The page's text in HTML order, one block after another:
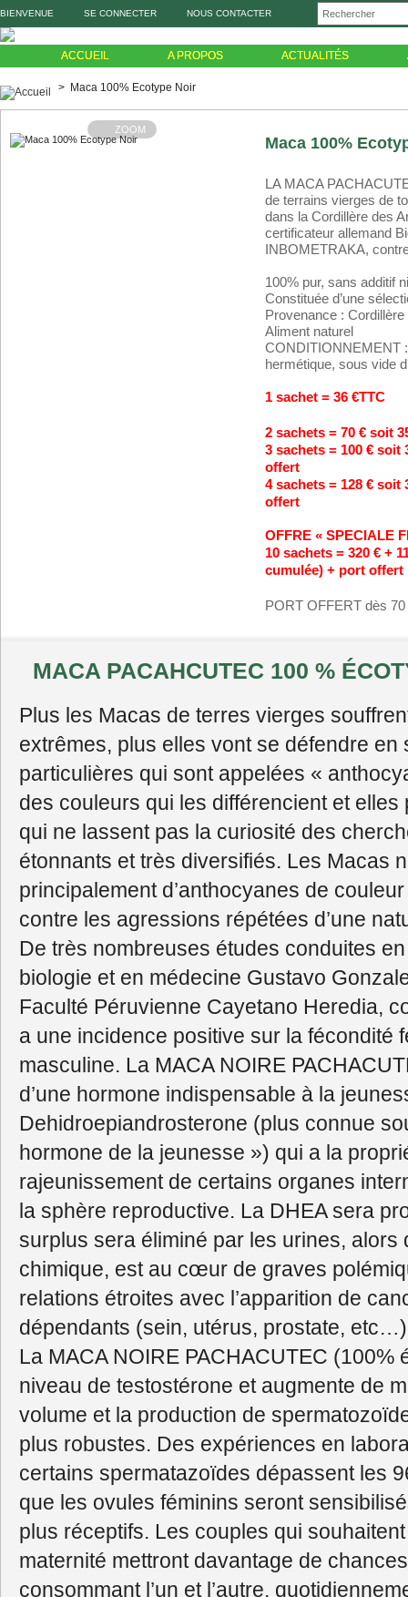
BIENVENUE SE CONNECTER NOUS CONTACTER
ACCUEIL A PROPOS ACTUALITÉS
> Maca 100% Ecotype Noir
ZOOM
Maca 100%
LA MACA
de terrains vierges de
dans la Cordillère des
certificateur allemand
INBOMETRAKA,
100% pur, sans additif
Constituée d’une
Provenance :
Aliment naturel
CONDITIONNEMENT
hermétique, sous vide
1 sachet = 36 €TTC
2 sachets = 70 € soit
3 sachets = 100 €
offert
4 sachets = 128 €
offert
OFFRE « SPECIALE
10 sachets = 320 € +
cumulée) + port offert
PORT OFFERT dès
MACA PACAHCUTEC 100 %
Plus les Macas de terres vierges
extrêmes, plus elles vont se défendre
particulières qui sont appelées «
des couleurs qui les différencient et
qui ne lassent pas la curiosité des
étonnants et très diversifiés. Les Macas
principalement d’anthocyanes de
contre les agressions répétées d’une
De très nombreuses études conduites
biologie et en médecine Gustavo
Faculté Péruvienne Cayetano Heredia,
a une incidence positive sur la fécondité
masculine. La MACA NOIRE
d’une hormone indispensable à la
Dehidroepiandrosterone (plus connue
hormone de la jeunesse ») qui a la
rajeunissement de certains organes
la sphère reproductive. La DHEA sera
surplus sera éliminé par les urines, alors
chimique, est au cœur de graves
relations étroites avec l’apparition de
dépendants (sein, utérus, prostate,
La MACA NOIRE PACHACUTEC (100%
niveau de testostérone et augmente de
volume et la production de
plus robustes. Des expériences en
certains spermatazoïdes dépassent les
que les ovules féminins seront
plus réceptifs. Les couples qui
maternité mettront davantage de
consommant l’un et l’autre,